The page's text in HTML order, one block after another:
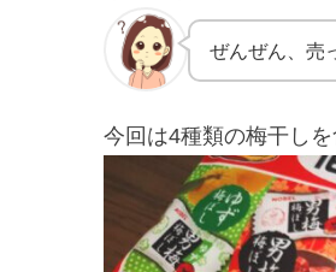
ぜんぜん、売
今回は4種類の梅干し